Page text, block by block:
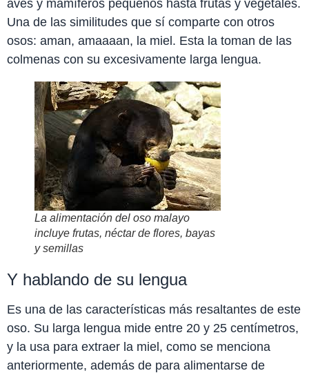
aves y mamíferos pequeños hasta frutas y vegetales.
Una de las similitudes que sí comparte con otros
osos: aman, amaaaan, la miel. Esta la toman de las
colmenas con su excesivamente larga lengua.
La alimentación del oso malayo
incluye frutas, néctar de flores, bayas
y semillas
Y hablando de su lengua
Es una de las características más resaltantes de este
oso. Su larga lengua mide entre 20 y 25 centímetros,
y la usa para extraer la miel, como se menciona
anteriormente, además de para alimentarse de